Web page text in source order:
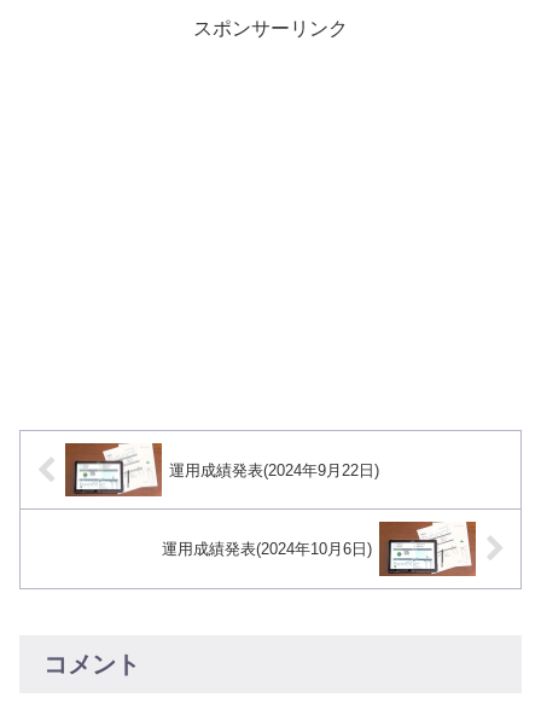
スポンサーリンク
運用成績発表(2024年9月22日)
運用成績発表(2024年10月6日)
コメント